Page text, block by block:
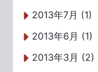
2013年7月 (1)
2013年6月 (1)
2013年3月 (2)